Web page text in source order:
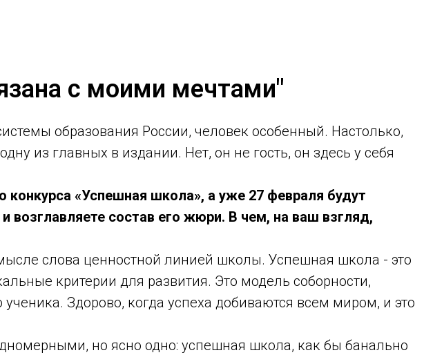
с моими мечтами"
образования России, человек особенный. Настолько,
из главных в издании. Нет, он не гость, он здесь у себя
конкурса «Успешная школа», а уже 27 февраля будут
возглавляете состав его жюри. В чем, на ваш взгляд,
слова ценностной линией школы. Успешная школа - это
критерии для развития. Это модель соборности,
Здорово, когда успеха добиваются всем миром, и это
но ясно одно: успешная школа, как бы банально